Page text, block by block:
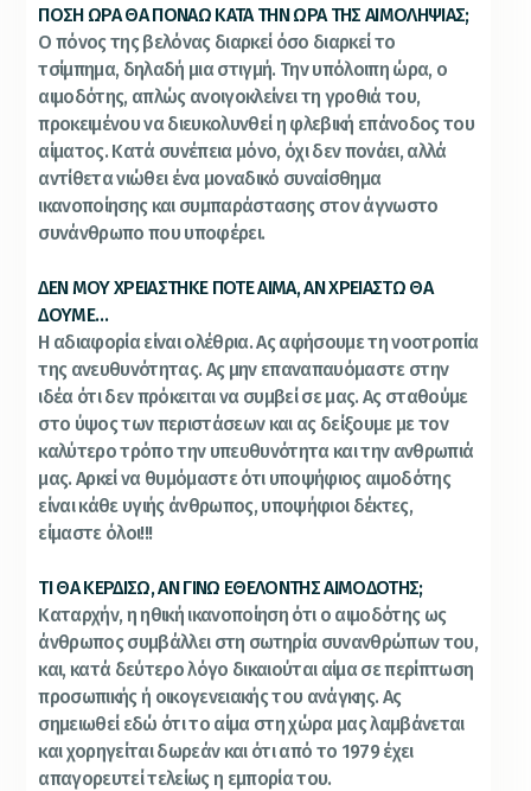
ΠΟΣΗ ΩΡΑ ΘΑ ΠΟΝΑΩ ΚΑΤΑ ΤΗΝ ΩΡΑ ΤΗΣ ΑΙΜΟΛΗΨΙΑΣ;
Ο πόνος της βελόνας διαρκεί όσο διαρκεί το
τσίμπημα, δηλαδή μια στιγμή. Την υπόλοιπη ώρα, ο
αιμοδότης, απλώς ανοιγοκλείνει τη γροθιά του,
προκειμένου να διευκολυνθεί η φλεβική επάνοδος του
αίματος. Κατά συνέπεια μόνο, όχι δεν πονάει, αλλά
αντίθετα νιώθει ένα μοναδικό συναίσθημα
ικανοποίησης και συμπαράστασης στον άγνωστο
συνάνθρωπο που υποφέρει.
ΔΕΝ ΜΟΥ ΧΡΕΙΑΣΤΗΚΕ ΠΟΤΕ ΑΙΜΑ, ΑΝ ΧΡΕΙΑΣΤΩ ΘΑ
ΔΟΥΜΕ…
Η αδιαφορία είναι ολέθρια. Ας αφήσουμε τη νοοτροπία
της ανευθυνότητας. Ας μην επαναπαυόμαστε στην
ιδέα ότι δεν πρόκειται να συμβεί σε μας. Ας σταθούμε
στο ύψος των περιστάσεων και ας δείξουμε με τον
καλύτερο τρόπο την υπευθυνότητα και την ανθρωπιά
μας. Αρκεί να θυμόμαστε ότι υποψήφιος αιμοδότης
είναι κάθε υγιής άνθρωπος, υποψήφιοι δέκτες,
είμαστε όλοι!!!
ΤΙ ΘΑ ΚΕΡΔΙΣΩ, ΑΝ ΓΙΝΩ ΕΘΕΛΟΝΤΗΣ ΑΙΜΟΔΟΤΗΣ;
Καταρχήν, η ηθική ικανοποίηση ότι ο αιμοδότης ως
άνθρωπος συμβάλλει στη σωτηρία συνανθρώπων του,
και, κατά δεύτερο λόγο δικαιούται αίμα σε περίπτωση
προσωπικής ή οικογενειακής του ανάγκης. Ας
σημειωθεί εδώ ότι το αίμα στη χώρα μας λαμβάνεται
και χορηγείται δωρεάν και ότι από το 1979 έχει
απαγορευτεί τελείως η εμπορία του.